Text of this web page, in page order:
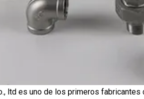
ltd es uno de los primeros